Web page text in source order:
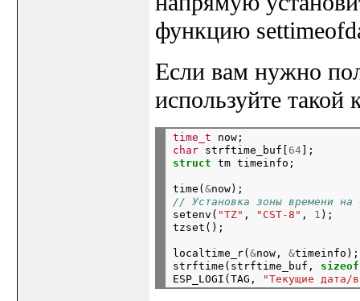
функцию
Если вам нужно
используйте такой
time_t now;
char strftime_buf[ 64];
struct
time(&now);
// Установка зоны времени
setenv( "TZ" , "CST-8" , 1 );
localtime_r(&now, &timeinfo);
strftime(strftime_buf, sizeof
ESP_LOGI(TAG,
"Текущие дата/